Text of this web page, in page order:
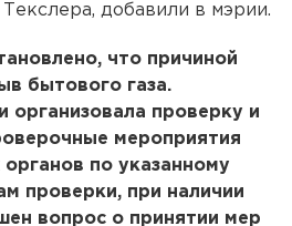
добавили в мэрии.
что причиной
бытового газа.
организовала проверку и
мероприятия
по указанному
проверки, при наличии
вопрос о принятии мер